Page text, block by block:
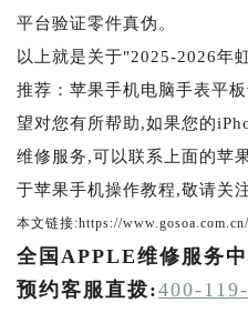
平台验证零件真伪。
以上就是关于"2025-2026年
推荐：苹果手机电脑手表平
望对您有所帮助,如果您的
维修服务,可以联系上面的苹
于苹果手机操作教程,敬请关
本文链接:https://
全国APPLE维修服务
预约客服直拨:400-